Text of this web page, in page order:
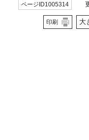
ページID1005314 更
印刷 大